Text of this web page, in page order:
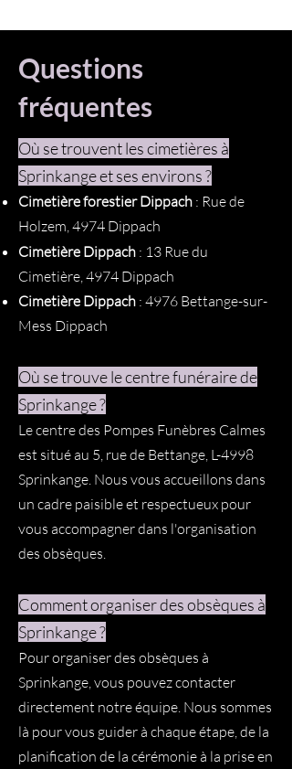
Questions
fréquentes
Où se trouvent les cimetières à
Sprinkange et ses environs ?
Cimetière forestier Dippach : Rue de
Holzem, 4974 Dippach
Cimetière Dippach : 13 Rue du
Cimetière, 4974 Dippach
Cimetière Dippach : 4976 Bettange-sur-
Mess Dippach
Où se trouve le centre funéraire de
Sprinkange ?
Le centre des Pompes Funèbres Calmes
est situé au 5, rue de Bettange, L-4998
Sprinkange. Nous vous accueillons dans
un cadre paisible et respectueux pour
vous accompagner dans l'organisation
des obsèques.
Comment organiser des obsèques à
Sprinkange ?
Pour organiser des obsèques à
Sprinkange, vous pouvez contacter
directement notre équipe. Nous sommes
là pour vous guider à chaque étape, de la
planification de la cérémonie à la prise en